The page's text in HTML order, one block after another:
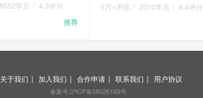
8552学员 / 4.3评分
推荐
6万+浏览 / 2010学员 / 4.4评分
关于我们 | 加入我们 | 合作申请 | 联系我们 | 用户协议
备案号:沪ICP备08026168号